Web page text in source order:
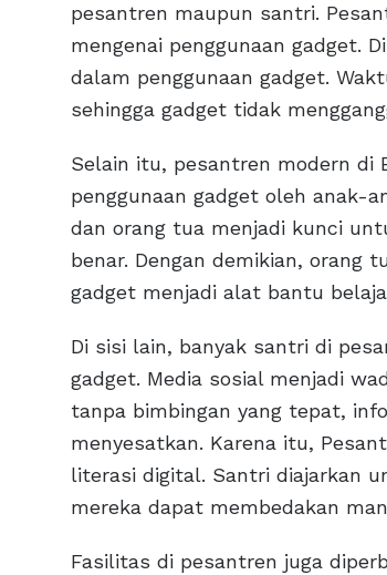
pesantren maupun santri.
mengenai penggunaan gadget.
dalam penggunaan gadget.
sehingga gadget tidak
Selain itu, pesantren modern di
penggunaan gadget oleh anak-
dan orang tua menjadi kunci
benar. Dengan demikian, orang
gadget menjadi alat bantu
Di sisi lain, banyak santri di
gadget. Media sosial menjadi
tanpa bimbingan yang tepat,
menyesatkan. Karena itu,
literasi digital. Santri diajarkan
mereka dapat membedakan
Fasilitas di pesantren juga